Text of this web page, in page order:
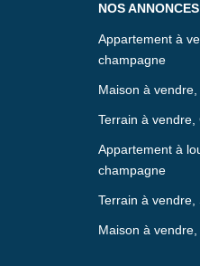
NOS ANNONCES
Appartement à
champagne
Maison à
Terrain à
Appartement à
champagne
Terrain à
Maison à vendre,